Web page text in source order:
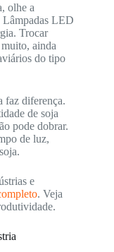
olhe a
Lâmpadas LED
Trocar
ainda
do tipo
faz diferença.
de soja
pode dobrar.
de luz,
e
. Veja